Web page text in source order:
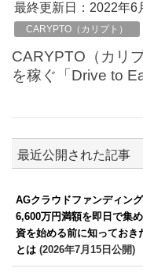
最終更新日：2022年6
CARYPTO（カリプト）
CARYPTO（カリ
を稼ぐ「Drive to
最近公開された記事
AGクラウドファンディン
6,600万円満額を即日で集
資を始める前に知ってお
とは (2026年7月15日公開)